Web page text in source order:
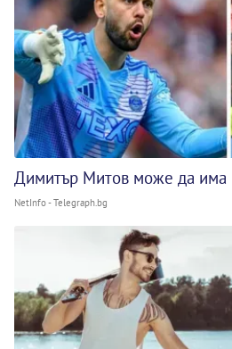
Димитър Митов може да има
NetInfo - Telegraph.bg